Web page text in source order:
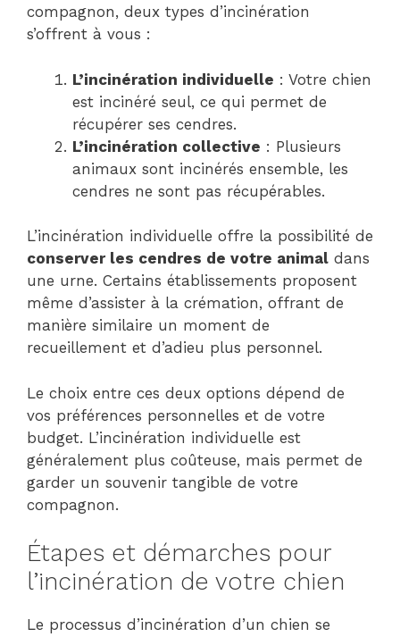
compagnon, deux types d’incinération
s’offrent à vous :
L’incinération individuelle : Votre chien
est incinéré seul, ce qui permet de
récupérer ses cendres.
L’incinération collective : Plusieurs
animaux sont incinérés ensemble, les
cendres ne sont pas récupérables.
L’incinération individuelle offre la possibilité de
conserver les cendres de votre animal dans
une urne. Certains établissements proposent
même d’assister à la crémation, offrant de
manière similaire un moment de
recueillement et d’adieu plus personnel.
Le choix entre ces deux options dépend de
vos préférences personnelles et de votre
budget. L’incinération individuelle est
généralement plus coûteuse, mais permet de
garder un souvenir tangible de votre
compagnon.
Étapes et démarches pour
l’incinération de votre chien
Le processus d’incinération d’un chien se